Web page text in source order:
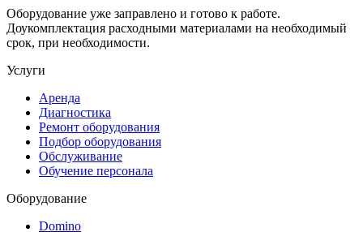
Оборудование уже заправлено и готово к работе.
Доукомплектация расходными материалами на необходимый
срок, при необходимости.
Услуги
Аренда
Диагностика
Ремонт оборудования
Подбор оборудования
Обслуживание
Обучение персонала
Оборудование
Domino